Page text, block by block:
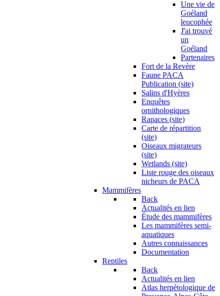
Une vie de
Goéland
leucophée
J'ai trouvé
un
Goéland
Partenaires
Fort de la Revère
Faune PACA
Publication (site)
Salins d'Hyères
Enquêtes
ornithologiques
Rapaces (site)
Carte de répartition
(site)
Oiseaux migrateurs
(site)
Wetlands (site)
Liste rouge des oiseaux
nicheurs de PACA
Mammifères
Back
Actualités en lien
Étude des mammifères
Les mammifères semi-
aquatiques
Autres connaissances
Documentation
Reptiles
Back
Actualités en lien
Atlas herpétologique de